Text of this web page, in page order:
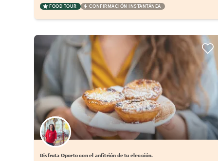
FOOD TOUR CONFIRMACIÓN INSTANTÁNEA
Elige tu local favorito
Disfruta Oporto con el anfitrión de tu elección.